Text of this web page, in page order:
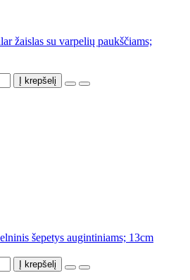
žaislas su varpelių paukščiams;
Į krepšelį
šepetys augintiniams; 13cm
Į krepšelį